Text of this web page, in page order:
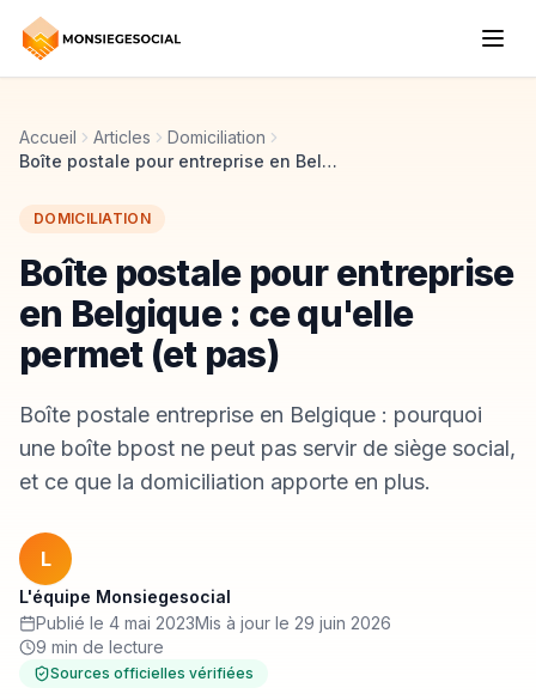
Accueil Articles
Domiciliation
Boîte postale pour entreprise en Belgique : ce qu'elle permet (et pas)
DOMICILIATION
Boîte postale pour entreprise
en Belgique : ce qu'elle
permet (et pas)
Boîte postale entreprise en Belgique : pourquoi
une boîte bpost ne peut pas servir de siège social,
et ce que la domiciliation apporte en plus.
L
L'équipe Monsiegesocial
Publié le 4 mai 2023Mis à jour le 29 juin 2026
9 min de lecture
Sources officielles vérifiées